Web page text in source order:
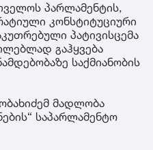
პარლამენტის,
კონსტიტუციური
პატივისცემა
გაჰყვება
საქმიანობის
მადლობა
საპარლამენტო